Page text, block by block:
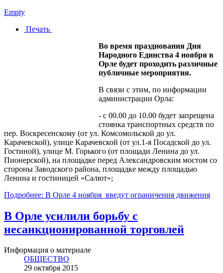
Empty
Печать
Во время празднования Дня
Народного Единства 4 ноября в
Орле будет проходить различные
публичные мероприятия.
В связи с этим, по информации
администрации Орла:
- с 00.00 до 10.00 будет запрещена
стоянка транспортных средств по
пер. Воскресенскому (от ул. Комсомольской до ул.
Карачевской), улице Карачевской (от ул.1-я Посадской до ул.
Гостиной), улице М. Горького (от площади Ленина до ул.
Пионерской), на площадке перед Александровским мостом со
стороны Заводского района, площадке между площадью
Ленина и гостиницей «Салют»;
Подробнее: В Орле 4 ноября введут ограничения движения
В Орле усилили борьбу с
несанкционированной торговлей
Информация о материале
ОБЩЕСТВО
29 октября 2015